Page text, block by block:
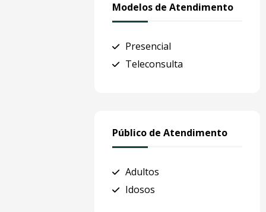
Modelos de Atendimento
Presencial
Teleconsulta
Público de Atendimento
Adultos
Idosos